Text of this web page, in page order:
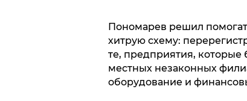
Пономарев решил
хитрую схему:
те, предприятия, которые
местных незаконных
оборудование и